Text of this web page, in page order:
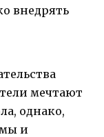
внедрять
мечтают
однако,
и